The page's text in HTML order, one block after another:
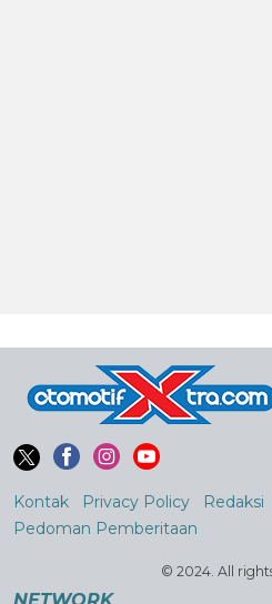
Kontak Privacy Policy Redaksi
Pedoman Pemberitaan
© 2024. All